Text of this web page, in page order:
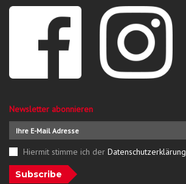
Newsletter abonnieren
Hiermit stimme ich der Datenschutzerklärung
Subscribe